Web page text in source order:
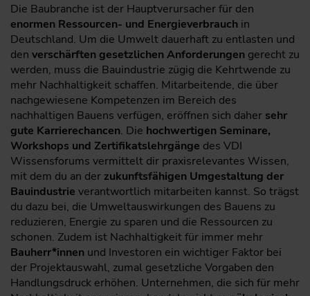
Die Baubranche ist der Hauptverursacher für den
enormen Ressourcen- und Energieverbrauch in
Deutschland. Um die Umwelt dauerhaft zu entlasten und
den verschärften gesetzlichen Anforderungen gerecht zu
werden, muss die Bauindustrie zügig die Kehrtwende zu
mehr Nachhaltigkeit schaffen. Mitarbeitende, die über
nachgewiesene Kompetenzen im Bereich des
nachhaltigen Bauens verfügen, eröffnen sich daher sehr
gute Karrierechancen. Die hochwertigen Seminare,
Workshops und Zertifikatslehrgänge des VDI
Wissensforums vermittelt dir praxisrelevantes Wissen,
mit dem du an der zukunftsfähigen Umgestaltung der
Bauindustrie verantwortlich mitarbeiten kannst. So trägst
du dazu bei, die Umweltauswirkungen des Bauens zu
reduzieren, Energie zu sparen und die Ressourcen zu
schonen. Zudem ist Nachhaltigkeit für immer mehr
Bauherr*innen und Investoren ein wichtiger Faktor bei
der Projektauswahl, zumal gesetzliche Vorgaben den
Handlungsdruck erhöhen. Unternehmen, die sich für mehr